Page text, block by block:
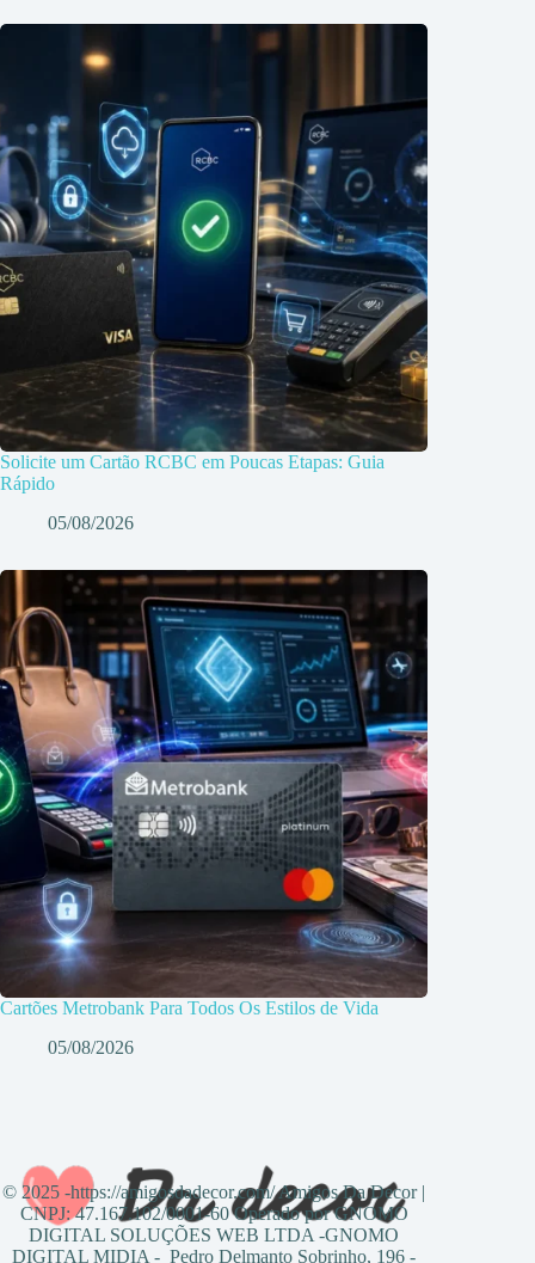
Solicite um Cartão RCBC em Poucas Etapas: Guia
Rápido
05/08/2026
Cartões Metrobank Para Todos Os Estilos de Vida
05/08/2026
© 2025 -https://amigosdadecor.com/ Amigos Da Decor |
CNPJ: 47.167.102/0001-60 Operado por GNOMO
DIGITAL SOLUÇÕES WEB LTDA -GNOMO
DIGITAL MIDIA - Pedro Delmanto Sobrinho, 196 -